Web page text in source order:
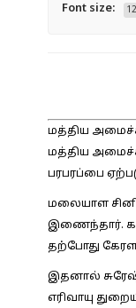
Font size:
மத்திய
மத்திய
பரபரப்பை
மலையாள
இணைந்தார்.
தற்போது
இதனால் சுரேஷ்
எரிவாயு